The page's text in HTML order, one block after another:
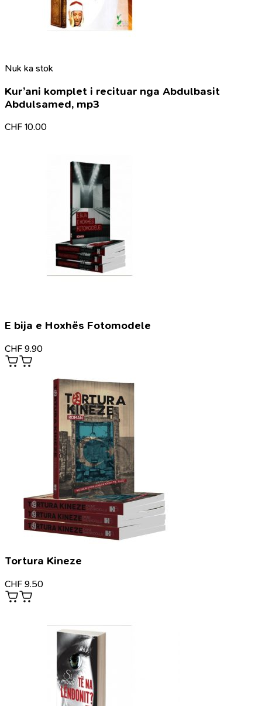
Nuk ka stok
Kur’ani komplet i recituar nga Abdulbasit
Abdulsamed, mp3
CHF 10.00
E bija e Hoxhës Fotomodele
CHF 9.90
Tortura Kineze
CHF 9.50